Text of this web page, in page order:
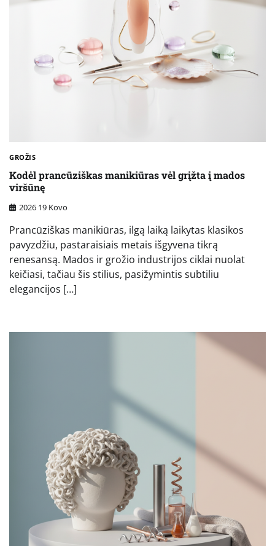
GROŽIS
Kodėl prancūziškas manikiūras vėl grįžta į mados
viršūnę
2026 19 Kovo
Prancūziškas manikiūras, ilgą laiką laikytas klasikos
pavyzdžiu, pastaraisiais metais išgyvena tikrą
renesansą. Mados ir grožio industrijos ciklai nuolat
keičiasi, tačiau šis stilius, pasižymintis subtiliu
elegancijos […]